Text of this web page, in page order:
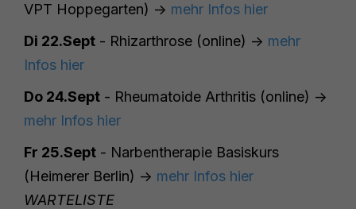
VPT Hoppegarten) -> mehr Infos hier
Di 22.Sept - Rhizarthrose (online) -> mehr
Infos hier
Do 24.Sept - Rheumatoide Arthritis (online) ->
mehr Infos hier
Fr 25.Sept - Narbentherapie Basiskurs
(Heimerer Berlin) -> mehr Infos hier
WARTELISTE